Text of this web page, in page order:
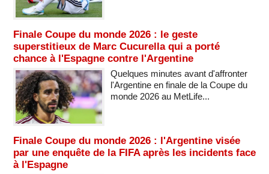
Finale Coupe du monde 2026 : le geste
superstitieux de Marc Cucurella qui a porté
chance à l'Espagne contre l'Argentine
Quelques minutes avant d'affronter
l'Argentine en finale de la Coupe du
monde 2026 au MetLife...
Finale Coupe du monde 2026 : l'Argentine visée
par une enquête de la FIFA après les incidents face
à l'Espagne